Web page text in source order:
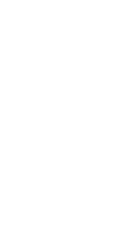
scrivici
da un